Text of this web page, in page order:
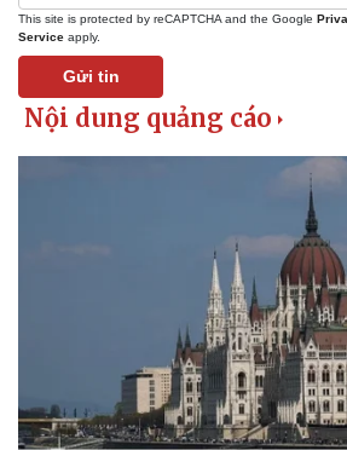
Vũ khí
Việt
Phân
This site is protected by reCAPTCHA and the Google
Service apply.
Gửi tin